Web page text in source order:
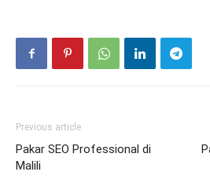
Previous article
Pakar SEO Professional di
Malili